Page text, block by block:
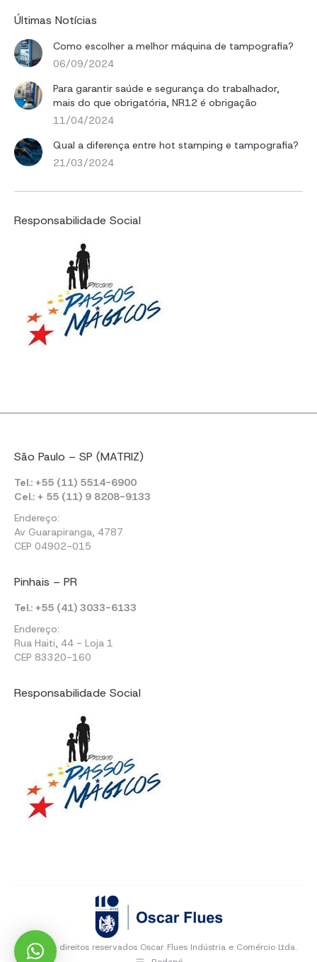
Últimas Notícias
Como escolher a melhor máquina de tampografia?
06/09/2024
Para garantir saúde e segurança do trabalhador,
mais do que obrigatória, NR12 é obrigação
11/04/2024
Qual a diferença entre hot stamping e tampografia?
21/03/2024
Responsabilidade Social
São Paulo – SP (MATRIZ)
Tel.: +55 (11) 5514-6900
Cel.: + 55 (11) 9 8208-9133
Endereço:
Av Guarapiranga, 4787
CEP 04902-015
Pinhais – PR
Tel.: +55 (41) 3033-6133
Endereço:
Rua Haiti, 44 - Loja 1
CEP 83320-160
Responsabilidade Social
Todos os direitos reservados Oscar Flues Indústria e Comércio Ltda.